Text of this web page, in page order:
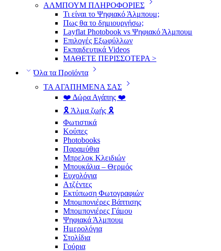
ΑΛΜΠΟΥΜ ΠΛΗΡΟΦΟΡΙΕΣ
Τι είναι το Ψηφιακό Άλμπουμ;
Πως θα το δημιουργήσω;
Layflat Photobook vs Ψηφιακό Άλμπουμ
Επιλογές Εξωφύλλων
Εκπαιδευτικά Videos
ΜΑΘΕΤΕ ΠΕΡΙΣΣΟΤΕΡΑ >
Όλα τα Προϊόντα
ΤΑ ΑΓΑΠΗΜΕΝΑ ΣΑΣ
❤️ Δώρα Αγάπης ❤️
🎗️ Άλμα ζωής 🎗️
Φωτιστικά
Κούπες
Photobooks
Παραμύθια
Μπρελοκ Κλειδιών
Μπουκάλια – Θερμός
Ευχολόγια
Ατζέντες
Εκτύπωση Φωτογραφιών
Μπομπονιέρες Βάπτισης
Μπομπονιέρες Γάμου
Ψηφιακά Άλμπουμ
Ημερολόγια
Στολίδια
Γούρια